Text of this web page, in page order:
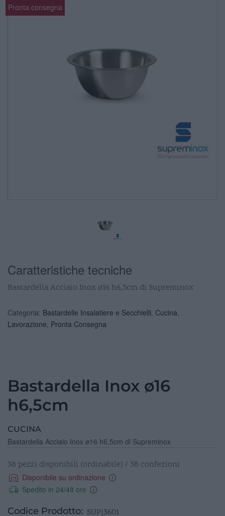
Pronta consegna
Caratteristiche tecniche
Bastardella Acciaio Inox ø16 h6,5cm di Supreminox
Categoria: Bastardelle Insalatiere e Secchielli Cucina
Lavorazione Pronta Consegna
Bastardella Inox ø16
h6,5cm
CUCINA
Bastardella Acciaio Inox ø16 h6,5cm di Supreminox
38 pezzi disponibili (ordinabile) / 38 confezioni
Disponibile su ordinazione
Spedito in 24/48 ore
Codice Prodotto: SUP|3601